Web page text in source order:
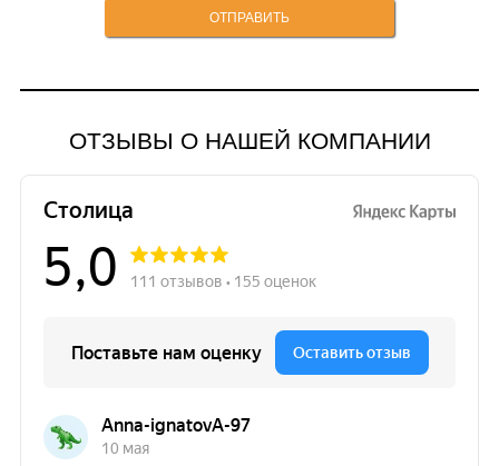
ОТЗЫВЫ О НАШЕЙ КОМПАНИИ